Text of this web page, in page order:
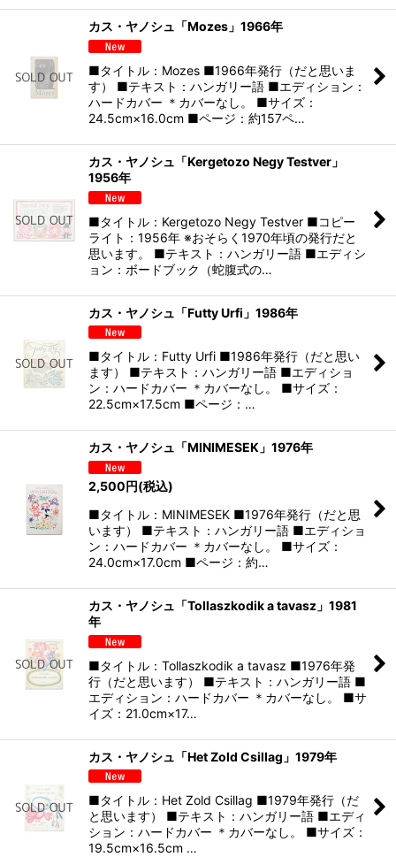
カス・ヤノシュ「Mozes」1966年
■タイトル：Mozes ■1966年発行（だと思いま
す） ■テキスト：ハンガリー語 ■エディション：
ハードカバー ＊カバーなし。 ■サイズ：
24.5cm×16.0cm ■ページ：約157ペ…
カス・ヤノシュ「Kergetozo Negy Testver」
1956年
■タイトル：Kergetozo Negy Testver ■コピー
ライト：1956年 ※おそらく1970年頃の発行だと
思います。 ■テキスト：ハンガリー語 ■エディシ
ョン：ボードブック（蛇腹式の…
カス・ヤノシュ「Futty Urfi」1986年
■タイトル：Futty Urfi ■1986年発行（だと思い
ます） ■テキスト：ハンガリー語 ■エディショ
ン：ハードカバー ＊カバーなし。 ■サイズ：
22.5cm×17.5cm ■ページ：…
カス・ヤノシュ「MINIMESEK」1976年
2,500円(税込)
■タイトル：MINIMESEK ■1976年発行（だと思
います） ■テキスト：ハンガリー語 ■エディショ
ン：ハードカバー ＊カバーなし。 ■サイズ：
24.0cm×17.0cm ■ページ：約…
カス・ヤノシュ「Tollaszkodik a tavasz」1981
年
■タイトル：Tollaszkodik a tavasz ■1976年発
行（だと思います） ■テキスト：ハンガリー語 ■
エディション：ハードカバー ＊カバーなし。 ■サ
イズ：21.0cm×17…
カス・ヤノシュ「Het Zold Csillag」1979年
■タイトル：Het Zold Csillag ■1979年発行（だ
と思います） ■テキスト：ハンガリー語 ■エディ
ション：ハードカバー ＊カバーなし。 ■サイズ：
19.5cm×16.5cm …